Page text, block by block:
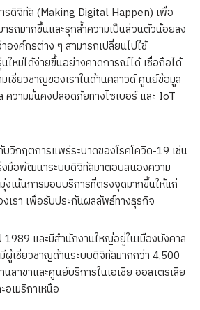
รดิจิทัล (Making Digital Happen) เพื่อ
ารถมากขึ้นและรุกล้ำความเป็นส่วนตัวน้อยลง
องค์กรต่าง ๆ สามารถเปลี่ยนไปใช้
ใหม่ได้ง่ายขึ้นอย่างคาดการณ์ได้ เชื่อถือได้
เชี่ยวชาญของเราในด้านคลาวด์ ศูนย์ข้อมูล
ความมั่นคงปลอดภัยทางไซเบอร์ และ IoT
บวิกฤตการแพร่ระบาดของโรคโควิด-19 เช่น
มือพัฒนาระบบดิจิทัลมาตอบสนองความ
เน้นการมอบบริการที่ตรงจุดมากขึ้นให้แก่
เรา เพื่อรับประกันผลลัพธ์ทางธุรกิจ
และมีสำนักงานใหญ่อยู่ในเมืองบังคาล
ผู้เชี่ยวชาญด้านระบบดิจิทัลมากกว่า 4,500
สาขาและศูนย์บริการในเอเชีย ออสเตรเลีย
เมริกาเหนือ